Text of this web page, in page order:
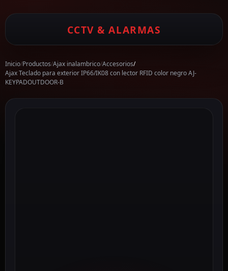
CCTV & ALARMAS
Inicio/Productos/Ajax inalambrico/Accesorios/
Ajax Teclado para exterior IP66/IK08 con lector RFID color negro AJ-
KEYPADOUTDOOR-B